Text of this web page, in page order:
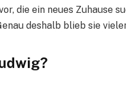
die ein neues Zuhause
deshalb blieb sie